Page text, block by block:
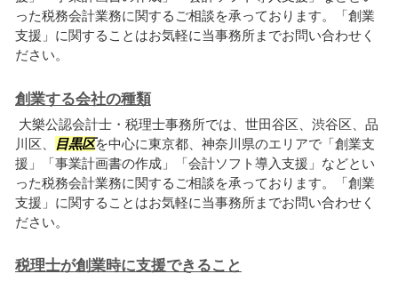
った税務会計業務に関するご相談を承っております。「創業
支援」に関することはお気軽に当事務所までお問い合わせく
ださい。
創業する会社の種類
大樂公認会計士・税理士事務所では、世田谷区、渋谷区、品
川区、
目黒区を中心に東京都、神奈川県のエリアで「創業支
援」「事業計画書の作成」「会計ソフト導入支援」などとい
った税務会計業務に関するご相談を承っております。「創業
支援」に関することはお気軽に当事務所までお問い合わせく
ださい。
税理士が創業時に支援できること